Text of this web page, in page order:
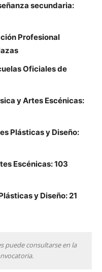
secundaria:
Profesional
Oficiales de
y Artes Escénicas:
Plásticas y Diseño:
Escénicas: 103
y Diseño: 21
puede consultarse en la